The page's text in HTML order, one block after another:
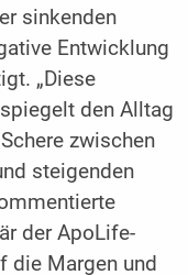
sinkenden
Entwicklung
„Diese
den Alltag
zwischen
steigenden
der ApoLife-
die Margen und